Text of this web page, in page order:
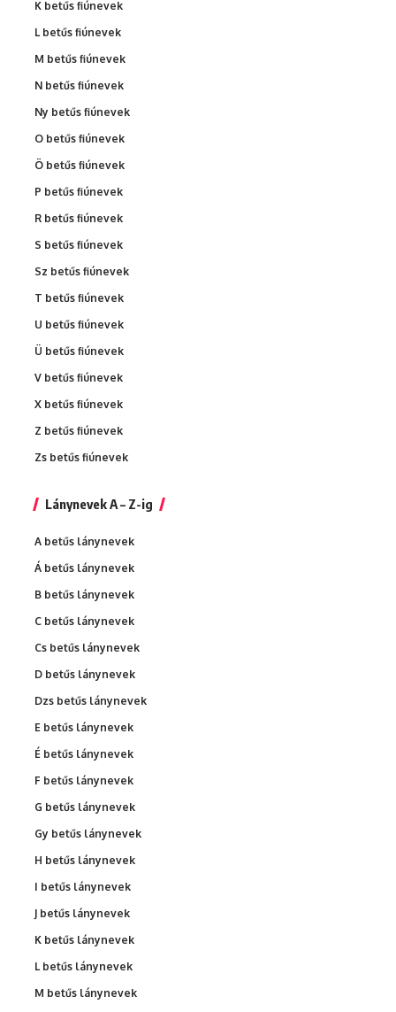
K betűs fiúnevek
L betűs fiúnevek
M betűs fiúnevek
N betűs fiúnevek
Ny betűs fiúnevek
O betűs fiúnevek
Ö betűs fiúnevek
P betűs fiúnevek
R betűs fiúnevek
S betűs fiúnevek
Sz betűs fiúnevek
T betűs fiúnevek
U betűs fiúnevek
Ü betűs fiúnevek
V betűs fiúnevek
X betűs fiúnevek
Z betűs fiúnevek
Zs betűs fiúnevek
Lánynevek A – Z-ig
A betűs lánynevek
Á betűs lánynevek
B betűs lánynevek
C betűs lánynevek
Cs betűs lánynevek
D betűs lánynevek
Dzs betűs lánynevek
E betűs lánynevek
É betűs lánynevek
F betűs lánynevek
G betűs lánynevek
Gy betűs lánynevek
H betűs lánynevek
I betűs lánynevek
J betűs lánynevek
K betűs lánynevek
L betűs lánynevek
M betűs lánynevek